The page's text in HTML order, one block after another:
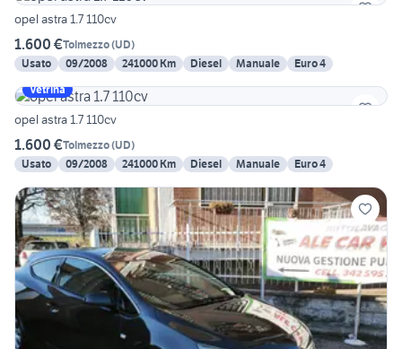
opel astra 1.7 110cv
1.600 €Tolmezzo(UD)
Usato
09/2008 241000 Km Diesel Manuale
Euro 4
Vetrina
opel astra 1.7 110cv
1.600 €Tolmezzo(UD)
Usato
09/2008 241000 Km Diesel Manuale Euro 4